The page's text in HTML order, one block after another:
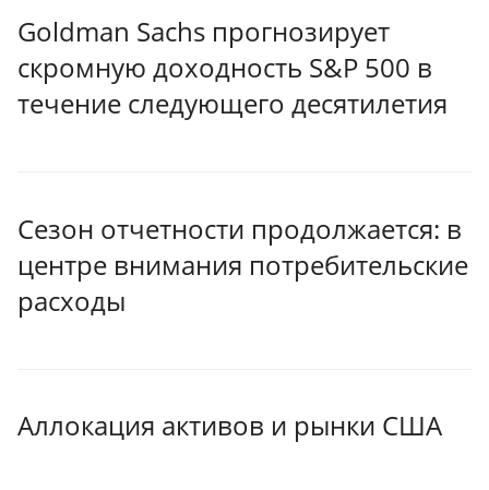
Goldman Sachs прогнозирует
скромную доходность S&P 500 в
течение следующего десятилетия
Сезон отчетности продолжается: в
центре внимания потребительские
расходы
Аллокация активов и рынки США